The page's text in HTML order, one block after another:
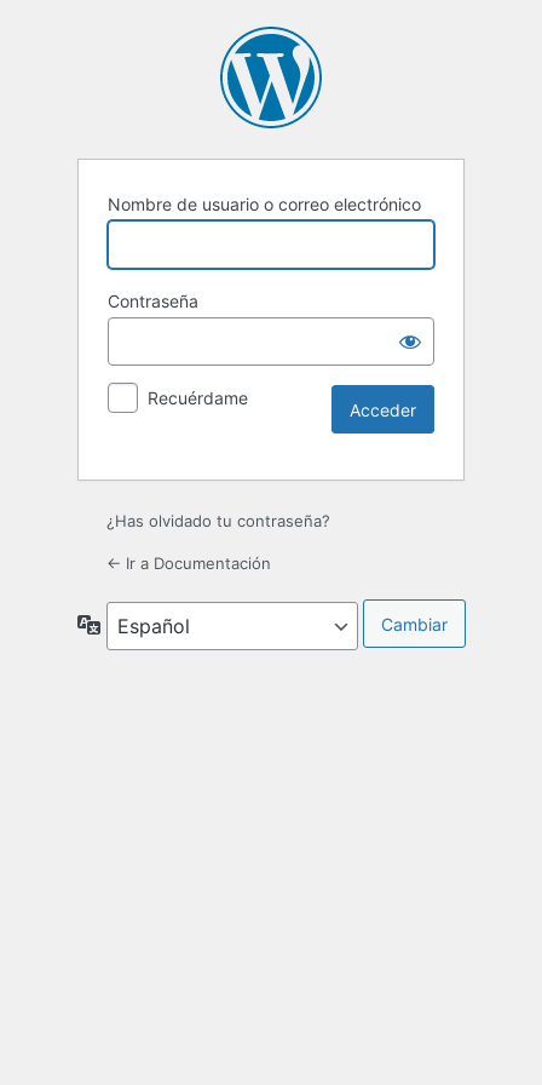
Nombre de usuario o correo electrónico
Contraseña
Recuérdame
¿Has olvidado tu contraseña?
← Ir a Documentación
Idioma